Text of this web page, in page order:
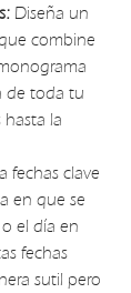
Diseña un
combine
de toda tu
la
fechas clave
en que se
el día en
fechas
sutil pero